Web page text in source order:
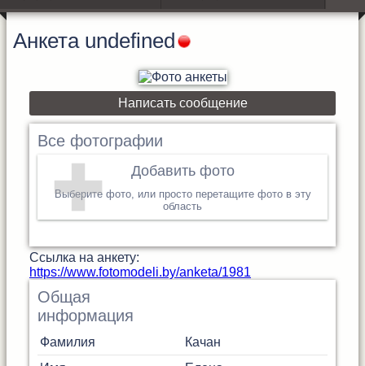
Анкета undefined
Написать сообщение
Все фотографии
Добавить фото
Выберите фото, или просто перетащите фото в эту
область
Cсылка на анкету:
https://www.fotomodeli.by/anketa/1981
Общая
информация
Фамилия
Качан